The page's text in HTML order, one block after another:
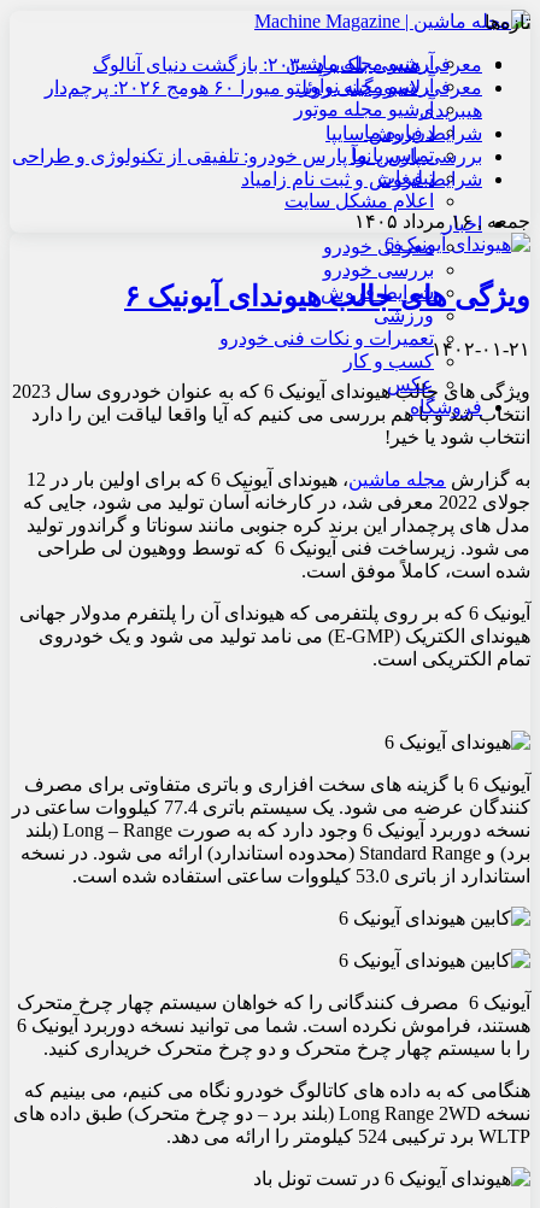
آرشیو مجله ماشین
آرشیو مجله نوآور
آرشیو مجله موتور
درباره ما
تماس با ما
تبلیغات
اعلام مشکل سایت
اخبار
معرفی خودرو
بررسی خودرو
شرایط فروش
ورزشی
تعمیرات و نکات فنی خودرو
کسب و کار
عکس
فروشگاه
تازه‌ها
معرفی هنسی بلک‌برد ۲۰۳۰: بازگشت دنیای آنالوگ
معرفی لامبورگینی روئلتو میورا ۶۰ هومج ۲۰۲۶: پرچم‌دار
هیبریدی
شرایط فروش سایپا
بررسی پارس نوآ پارس خودرو: تلفیقی از تکنولوژی و طراحی
شرایط فروش و ثبت نام زامیاد
جمعه , ۱۶ مرداد ۱۴۰۵
ویژگی های جالب هیوندای آیونیک ۶
۱۴۰۲-۰۱-۲۱
ویژگی های جالب هیوندای آیونیک 6 که به عنوان خودروی سال 2023
انتخاب شد و با هم بررسی می کنیم که آیا واقعا لیاقت این را دارد
انتخاب شود یا خیر!
به گزارش مجله ماشین
، هیوندای آیونیک 6 که برای اولین بار در 12
جولای 2022 معرفی شد، در کارخانه آسان تولید می شود، جایی که
مدل های پرچمدار این برند کره جنوبی مانند سوناتا و گراندور تولید
می شود. زیرساخت فنی آیونیک 6 که توسط ووهیون لی طراحی
شده است، کاملاً موفق است.
آیونیک 6 که بر روی پلتفرمی که هیوندای آن را پلتفرم مدولار جهانی
هیوندای الکتریک (E-GMP) می نامد تولید می شود و یک خودروی
تمام الکتریکی است.
آیونیک 6 با گزینه های سخت افزاری و باتری متفاوتی برای مصرف
کنندگان عرضه می شود. یک سیستم باتری 77.4 کیلووات ساعتی در
نسخه دوربرد آیونیک 6 وجود دارد که به صورت Long – Range (بلند
برد) و Standard Range (محدوده استاندارد) ارائه می شود. در نسخه
استاندارد از باتری 53.0 کیلووات ساعتی استفاده شده است.
آیونیک 6 مصرف کنندگانی را که خواهان سیستم چهار چرخ متحرک
هستند، فراموش نکرده است. شما می توانید نسخه دوربرد آیونیک 6
را با سیستم چهار چرخ متحرک و دو چرخ متحرک خریداری کنید.
هنگامی که به داده های کاتالوگ خودرو نگاه می کنیم، می بینیم که
نسخه Long Range 2WD (بلند برد – دو چرخ متحرک) طبق داده های
WLTP برد ترکیبی 524 کیلومتر را ارائه می دهد.